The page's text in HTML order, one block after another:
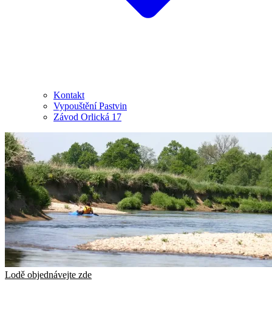
Kontakt
Vypouštění Pastvin
Závod Orlická 17
Lodě objednávejte zde